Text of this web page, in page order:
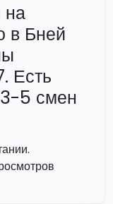
на
в Бней
Есть
5 смен